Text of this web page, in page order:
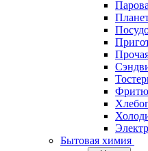
Бытовая химия